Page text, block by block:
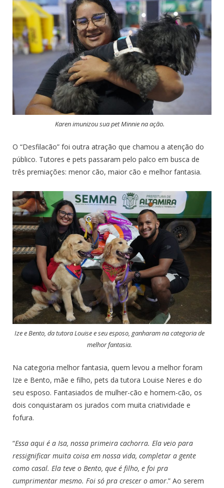
Karen imunizou sua pet Minnie na ação.
O “Desfilacão” foi outra atração que chamou a atenção do
público. Tutores e pets passaram pelo palco em busca de
três premiações: menor cão, maior cão e melhor fantasia.
Ize e Bento, da tutora Louise e seu esposo, ganharam na categoria de
melhor fantasia.
Na categoria melhor fantasia, quem levou a melhor foram
Ize e Bento, mãe e filho, pets da tutora Louise Neres e do
seu esposo. Fantasiados de mulher-cão e homem-cão, os
dois conquistaram os jurados com muita criatividade e
fofura.
“Essa aqui é a Isa, nossa primeira cachorra. Ela veio para
ressignificar muita coisa em nossa vida, completar a gente
como casal. Ela teve o Bento, que é filho, e foi pra
cumprimentar mesmo. Foi só pra crescer o amor.” Ao serem